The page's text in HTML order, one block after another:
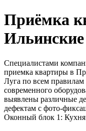
Приёмка
Специалистами
приемка квартиры в
Луга по всем
современного
выявлены различные
дефектам с фото-
Оконный блок 1: Кухня